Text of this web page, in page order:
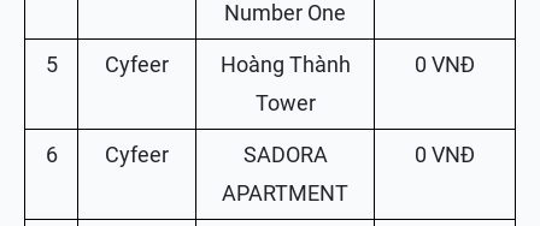
Number One
5 Cyfeer
Hoàng Thành
Tower
0 VNĐ
6 Cyfeer
SADORA
APARTMENT
0 VNĐ